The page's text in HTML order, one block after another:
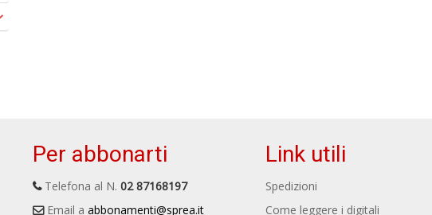
Per abbonarti
Telefona al N. 02 87168197
Email a abbonamenti@sprea.it
Link utili
Spedizioni
Come leggere i digitali